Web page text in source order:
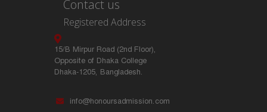
Contact us
Registered Address
15/B Mirpur Road (2nd Floor),
Opposite of Dhaka College
Dhaka-1205, Bangladesh.
info@honoursadmission.com